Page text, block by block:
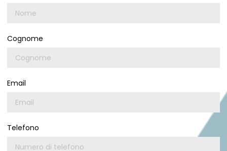
Cognome
Email
Telefono